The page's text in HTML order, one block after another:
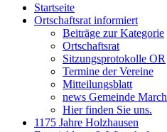
Startseite
Ortschaftsrat informiert
Beiträge zur Kategorie
Ortschaftsrat
Sitzungsprotokolle OR
Termine der Vereine
Mitteilungsblatt
news Gemeinde March
Hier finden Sie uns.
1175 Jahre Holzhausen